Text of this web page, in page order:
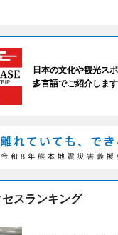
日本の文化や観光ス
多言語でご紹介します
スランキング